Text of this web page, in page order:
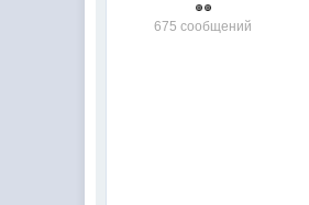
675 сообщений